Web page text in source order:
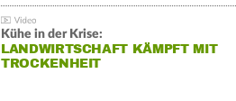
Kühe in der Krise:
LANDWIRTSCHAFT KÄMPFT MIT
TROCKENHEIT